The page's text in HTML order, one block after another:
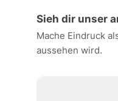
Sieh dir unser
Mache Eindruck
aussehen wird.